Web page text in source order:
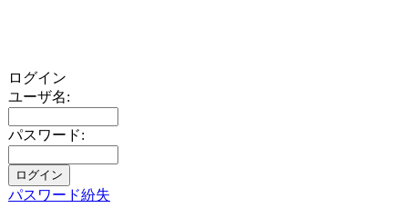
ログイン
ユーザ名:
パスワード:
パスワード紛失